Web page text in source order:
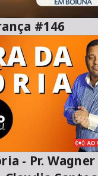
A Voz da Esperança #146